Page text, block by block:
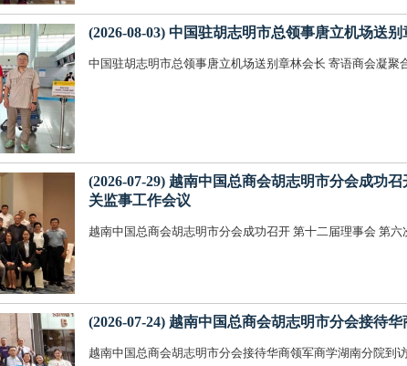
(2026-08-03) 中国驻胡志明市总领事唐立机场送
中国驻胡志明市总领事唐立机场送别章林会长 寄语商会凝聚
(2026-07-29) 越南中国总商会胡志明市分会成功
关监事工作会议
越南中国总商会胡志明市分会成功召开 第十二届理事会 第
(2026-07-24) 越南中国总商会胡志明市分会接待
越南中国总商会胡志明市分会接待华商领军商学湖南分院到